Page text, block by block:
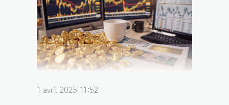
1 avril 2025 11:52